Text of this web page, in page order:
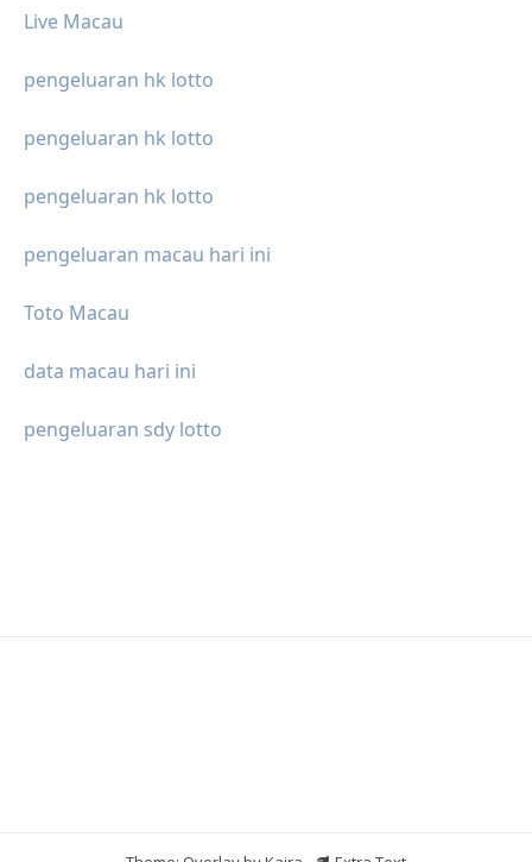
Live Macau
pengeluaran hk lotto
pengeluaran hk lotto
pengeluaran hk lotto
pengeluaran macau hari ini
Toto Macau
data macau hari ini
pengeluaran sdy lotto